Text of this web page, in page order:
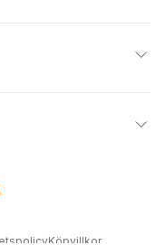
Köpvillkor